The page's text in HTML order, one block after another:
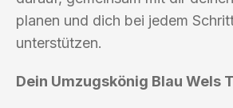
planen und dich bei jedem
unterstützen.
Dein Umzugskönig Blau Wels